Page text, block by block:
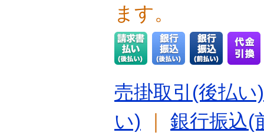
ます。
売掛取引(後払い)
い) ｜ 銀行振込(